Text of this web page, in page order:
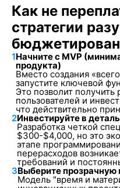
Как не
стратегии
1Начните с MVP
продукта)
Вместо создания
запустите ключевой
Это позволит
пользователей и
что действительно
2Инвестируйте в
Разработка четкой
$300-$4,000, но это
этапе
перерасходов
требований и
3Выберите
Модель "время и